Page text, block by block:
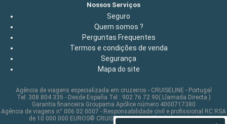
Nossos Serviços
Seguro
Quem somos ?
Perguntas Frequentes
Termos e condições de venda
Segurança
Mapa do site
Agência de viagens especializada em cruzeiros - CRUISELINE - Portugal
Tel: 308 804 335 - Desde España Tel : 902 76 72 90( Llamada Directa )
Garantia financeira Groupama Apólice número 4000717380
Agência de viagens n° 006 02 0007 - Responsabilidade civil e profissional RC RSA
de 10 000 000 EUROS© CRUISELINE 2026 - all rights reserved